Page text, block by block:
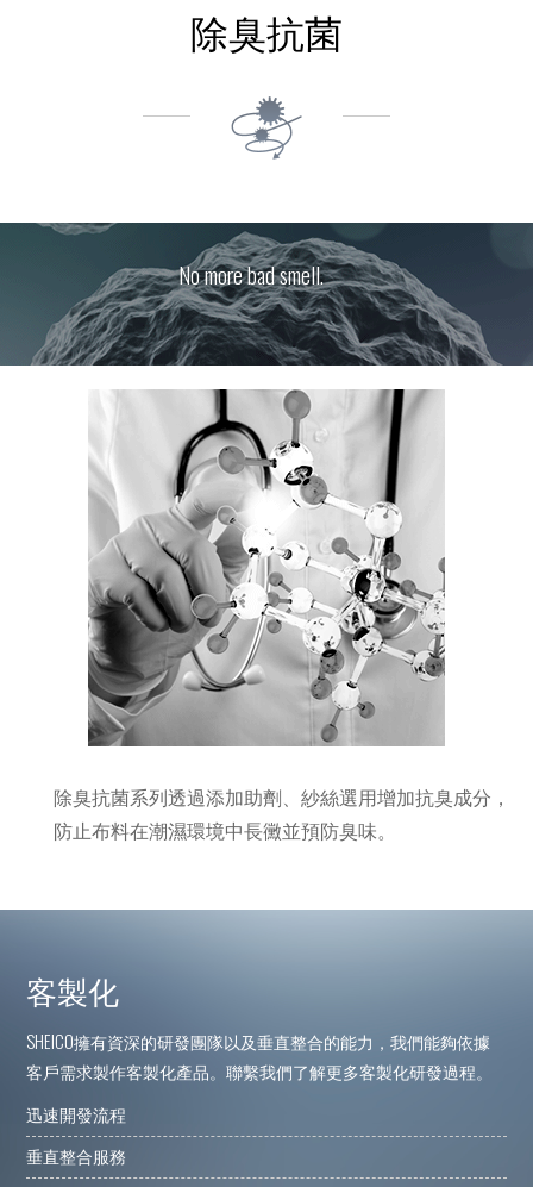
除臭抗菌
No more bad smell.
除臭抗菌系列透過添加助劑、紗絲選用增加抗臭成分，
防止布料在潮濕環境中長黴並預防臭味。
客製化
SHEICO擁有資深的研發團隊以及垂直整合的能力，我們能夠依據
客戶需求製作客製化產品。聯繫我們了解更多客製化研發過程。
迅速開發流程
垂直整合服務